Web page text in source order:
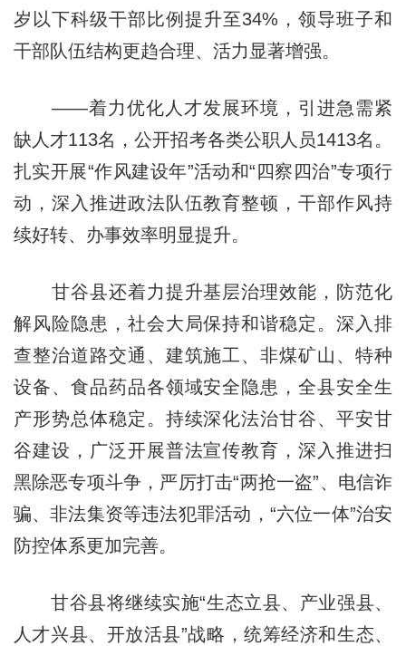
岁以下科级干部比例提升至34%，领导班子和
干部队伍结构更趋合理、活力显著增强。
——着力优化人才发展环境，引进急需紧
缺人才113名，公开招考各类公职人员1413名。
扎实开展“作风建设年”活动和“四察四治”专项行
动，深入推进政法队伍教育整顿，干部作风持
续好转、办事效率明显提升。
甘谷县还着力提升基层治理效能，防范化
解风险隐患，社会大局保持和谐稳定。深入排
查整治道路交通、建筑施工、非煤矿山、特种
设备、食品药品各领域安全隐患，全县安全生
产形势总体稳定。持续深化法治甘谷、平安甘
谷建设，广泛开展普法宣传教育，深入推进扫
黑除恶专项斗争，严厉打击“两抢一盗”、电信诈
骗、非法集资等违法犯罪活动，“六位一体”治安
防控体系更加完善。
甘谷县将继续实施“生态立县、产业强县、
人才兴县、开放活县”战略，统筹经济和生态、